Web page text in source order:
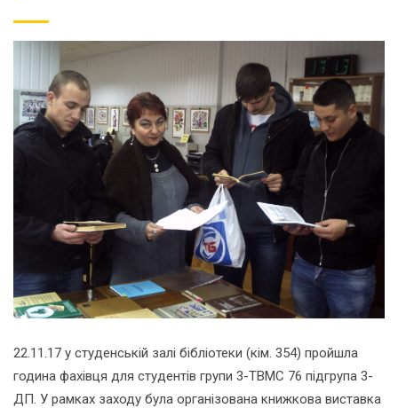
22.11.17 у студенській залі бібліотеки (кім. 354) пройшла
година фахівця для студентів групи 3-ТВМС 76 підгрупа 3-
ДП. У рамках заходу була організована книжкова виставка